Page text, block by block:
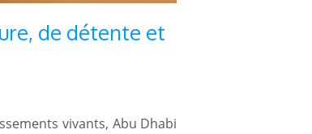
de détente et
vivants, Abu Dhabi